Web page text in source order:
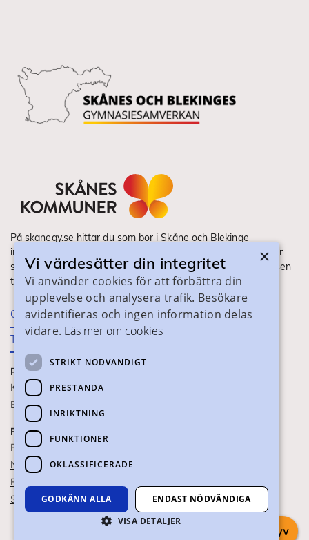
På skanegy.se hittar du som bor i Skåne och Blekinge
information om ditt gymnasieval. Här ser du vilka utbildningar
som finns och hur ansökan och antagning går till. Webbplatsen
tillhandahålls av Skånes Kommuner.
Om webbplatsen
Tillgänglighet
PRAKTISK INFORMATION
Kontaktuppgifter
Blanketter
FÖR SKOLPERSONAL
För SYV
Nationella studievägskoder
För gymnasieskolor
Skolportalen
×
Vi värdesätter din integritet
Vi använder cookies för att förbättra din
upplevelse och analysera trafik. Besökare
avidentifieras och ingen information delas
vidare. Läs mer om cookies
STRIKT NÖDVÄNDIGT
PRESTANDA
INRIKTNING
FUNKTIONER
OKLASSIFICERADE
GODKÄNN ALLA
ENDAST NÖDVÄNDIGA
VISA DETALJER
Chatta med syv